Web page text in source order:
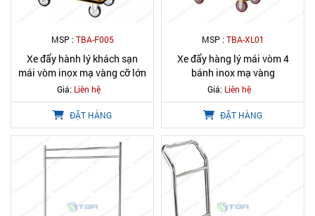
MSP :TBA-F005
Xe đẩy hành lý khách sạn
mái vòm inox mạ vàng cỡ lớn
Giá: Liên hệ
ĐẶT HÀNG
MSP :TBA-XL01
Xe đẩy hàng lý mái vòm 4
bánh inox mạ vàng
Giá: Liên hệ
ĐẶT HÀNG